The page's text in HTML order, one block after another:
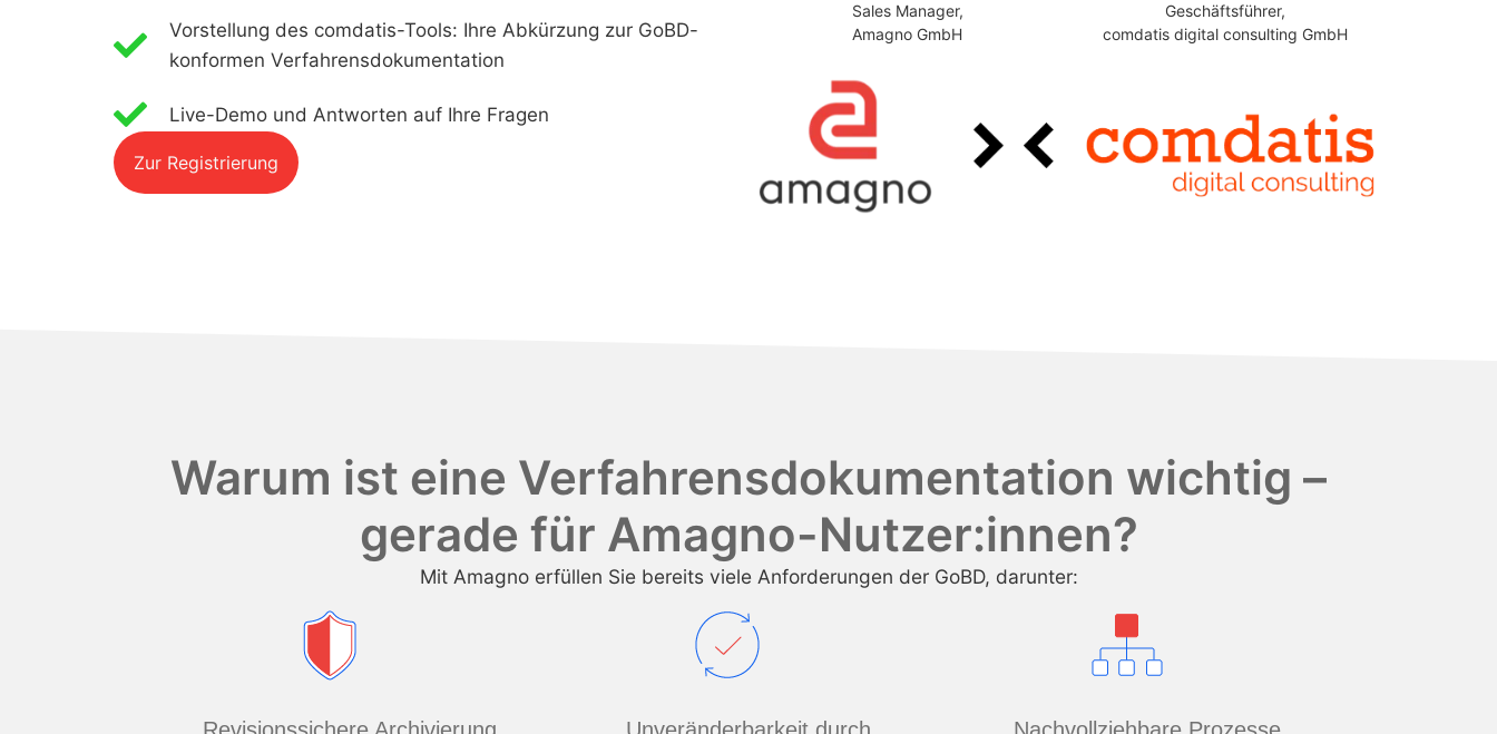
Vorstellung des comdatis-Tools: Ihre Abkürzung zur GoBD-
konformen Verfahrensdokumentation
Live-Demo und Antworten auf Ihre Fragen
Zur Registrierung
Sales Manager,
Amagno GmbH
Geschäftsführer,
comdatis digital consulting GmbH
Warum ist eine Verfahrensdokumentation wichtig –
gerade für Amagno-Nutzer:innen?
Mit Amagno erfüllen Sie bereits viele Anforderungen der GoBD, darunter: